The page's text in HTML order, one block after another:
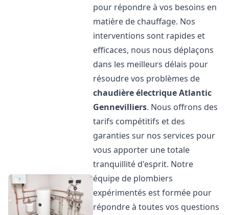
pour répondre à vos besoins en
matière de chauffage. Nos
interventions sont rapides et
efficaces, nous nous déplaçons
dans les meilleurs délais pour
résoudre vos problèmes de
chaudière électrique Atlantic
Gennevilliers. Nous offrons des
tarifs compétitifs et des
garanties sur nos services pour
vous apporter une totale
tranquillité d'esprit. Notre
équipe de plombiers
expérimentés est formée pour
répondre à toutes vos questions